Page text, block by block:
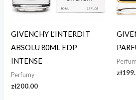
GIVENCHY L’INTERDIT
ABSOLU 80ML EDP
INTENSE
Perfumy
zł200.00
zł